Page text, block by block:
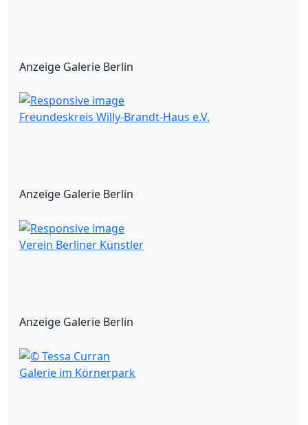
Anzeige Galerie Berlin
Freundeskreis Willy-Brandt-Haus e.V.
Anzeige Galerie Berlin
Verein Berliner Künstler
Anzeige Galerie Berlin
Galerie im Körnerpark